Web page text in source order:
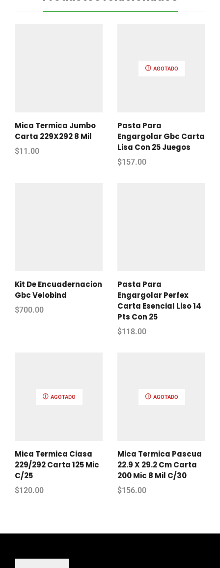
Mica Termica Jumbo
Carta 229X292 8 Mil
$11.00
AGOTADO
Pasta Para
Engargolar Gbc Carta
Lisa Con 25 Juegos
$157.00
Kit De Encuadernacion
Gbc Velobind
$700.00
Pasta Para
Engargolar Perfex
Carta Esencial Liso 14
Pts Con 25
$118.00
AGOTADO
Mica Termica Ciasa
229/292 Carta 125 Mic
C/25
$120.00
AGOTADO
Mica Termica Pascua
22.9 X 29.2 Cm Carta
200 Mic 8 Mil C/30
$156.00